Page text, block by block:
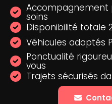
Accompagnement
soins
Disponibilité totale
Véhicules adaptés
Ponctualité
vous
Trajets sécurisés